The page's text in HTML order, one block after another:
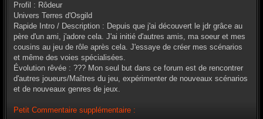
Profil : Rôdeur
Univers Terres d'Osgild
Rapide Intro / Description : Depuis que j'ai découvert le jdr grâce au
père d'un ami, j'adore cela. J'ai initié d'autres amis, ma soeur et mes
cousins au jeu de rôle après cela. J'essaye de créer mes scénarios
et même des voies spécialisées.
Évolution rêvée : ??? Mon seul but dans ce forum est de rencontrer
d'autres joueurs/Maîtres du jeu, expérimenter de nouveaux scénarios
et de nouveaux genres de jeux.
Petit Commentaire supplémentaire :